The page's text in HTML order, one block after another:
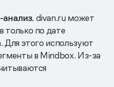
divan.ru может
только по дате
Для этого используют
в Mindbox. Из-за